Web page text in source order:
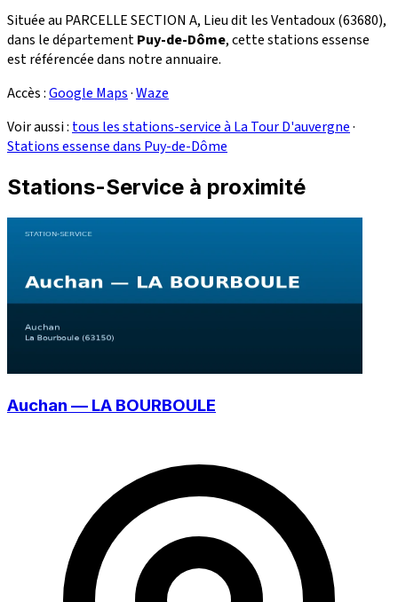
Située au PARCELLE SECTION A, Lieu dit les Ventadoux (63680),
dans le départementPuy-de-Dôme, cette stations essense
est référencée dans notre annuaire.
Accès :Google Maps·Waze
Voir aussi : tous les stations-service à La Tour D'auvergne·
Stations essense dans Puy-de-Dôme
Stations-Service à proximité
Auchan — LA BOURBOULE